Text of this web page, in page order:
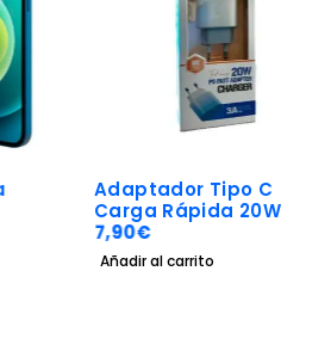
Adaptador Tipo C
Carga Rápida 20W
7,90€
Añadir al carrito